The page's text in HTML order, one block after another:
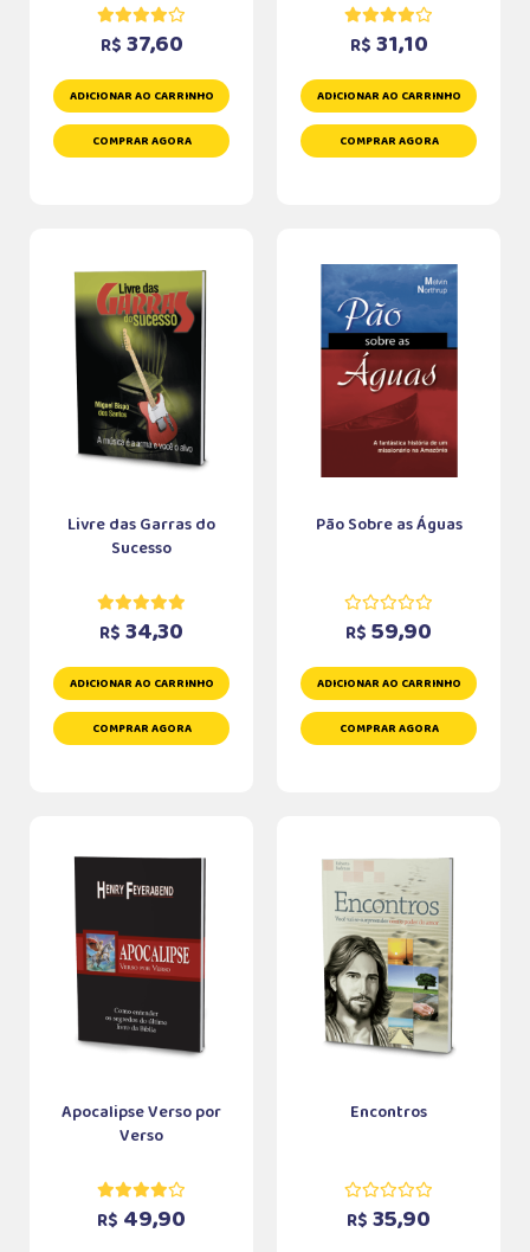
R$ 37,60
ADICIONAR AO CARRINHO
COMPRAR AGORA
R$ 31,10
ADICIONAR AO CARRINHO
COMPRAR AGORA
Livre das Garras do
Sucesso
R$ 34,30
ADICIONAR AO CARRINHO
COMPRAR AGORA
Pão Sobre as Águas
R$ 59,90
ADICIONAR AO CARRINHO
COMPRAR AGORA
Apocalipse Verso por
Verso
R$ 49,90
Encontros
R$ 35,90